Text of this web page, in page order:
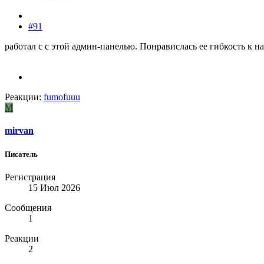
#91
работал с с этой админ-панелью. Понравислась ее гибкость к
Реакции: fumofuuu
M
mirvan
Писатель
Регистрация
15 Июл 2026
Сообщения
1
Реакции
2